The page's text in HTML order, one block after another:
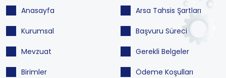
Anasayfa
Kurumsal
Mevzuat
Birimler
Arsa Tahsis Şartları
Başvuru Süreci
Gerekli Belgeler
Ödeme Koşulları